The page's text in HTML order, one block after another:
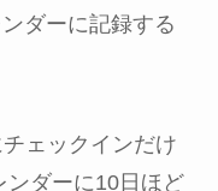
ダーに記録する
ェックインだけ
ンダーに10日ほど